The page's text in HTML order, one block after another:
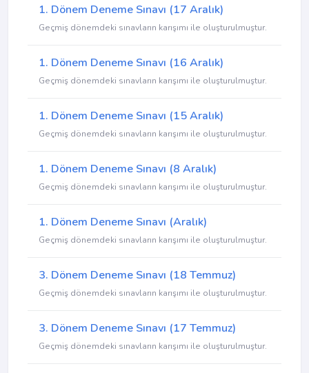
1. Dönem Deneme Sınavı (17 Aralık)
Geçmiş dönemdeki sınavların karışımı ile oluşturulmuştur.
1. Dönem Deneme Sınavı (16 Aralık)
Geçmiş dönemdeki sınavların karışımı ile oluşturulmuştur.
1. Dönem Deneme Sınavı (15 Aralık)
Geçmiş dönemdeki sınavların karışımı ile oluşturulmuştur.
1. Dönem Deneme Sınavı (8 Aralık)
Geçmiş dönemdeki sınavların karışımı ile oluşturulmuştur.
1. Dönem Deneme Sınavı (Aralık)
Geçmiş dönemdeki sınavların karışımı ile oluşturulmuştur.
3. Dönem Deneme Sınavı (18 Temmuz)
Geçmiş dönemdeki sınavların karışımı ile oluşturulmuştur.
3. Dönem Deneme Sınavı (17 Temmuz)
Geçmiş dönemdeki sınavların karışımı ile oluşturulmuştur.